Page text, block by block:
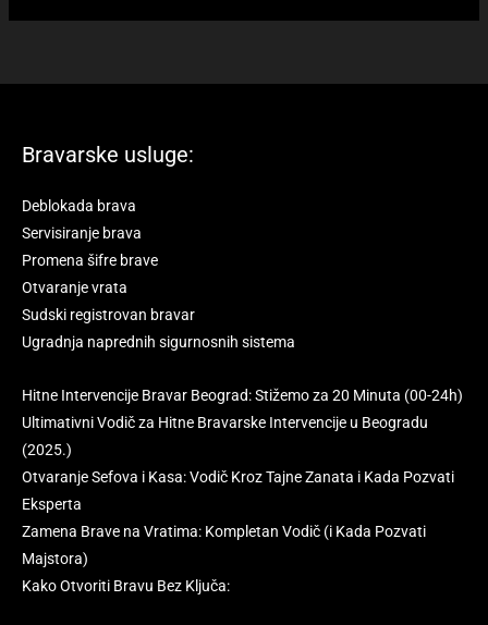
Bravarske usluge:
Deblokada brava
Servisiranje brava
Promena šifre brave
Otvaranje vrata
Sudski registrovan bravar
Ugradnja naprednih sigurnosnih sistema
Hitne Intervencije Bravar Beograd: Stižemo za 20 Minuta (00-24h)
Ultimativni Vodič za Hitne Bravarske Intervencije u Beogradu
(2025.)
Otvaranje Sefova i Kasa: Vodič Kroz Tajne Zanata i Kada Pozvati
Eksperta
Zamena Brave na Vratima: Kompletan Vodič (i Kada Pozvati
Majstora)
Kako Otvoriti Bravu Bez Ključa: